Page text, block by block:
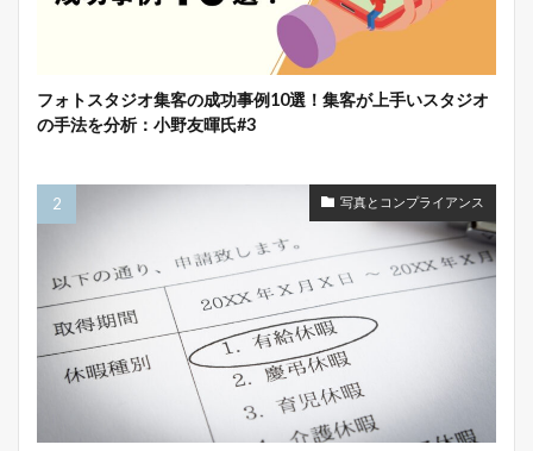
フォトスタジオ集客の成功事例10選！集客が上手いスタジオ
の手法を分析：小野友暉氏#3
写真とコンプライアンス